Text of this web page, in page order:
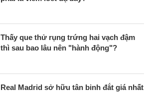
Thấy que thử rụng trứng hai vạch đậm
thì sau bao lâu nên "hành động"?
Real Madrid sở hữu tân binh đắt giá nhất